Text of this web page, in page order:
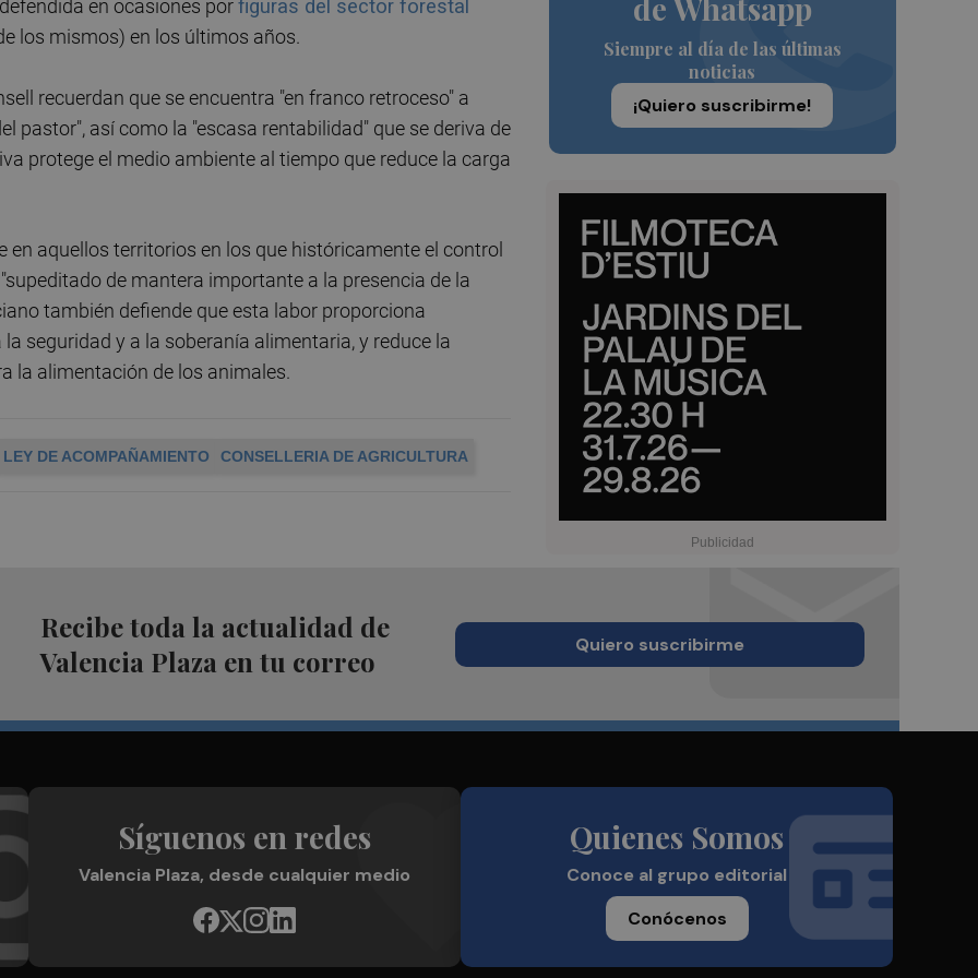
de Whatsapp
Siempre al día de las últimas
noticias
¡Quiero suscribirme!
en ocasiones porfiguras del sector forestal
los mismos) en los últimos años.
recuerdan que se encuentra "en franco retroceso" a
pastor", así como la "escasa rentabilidad" que se deriva de
protege el medio ambiente al tiempo que reduce la carga
aquellos territorios en los que históricamente el control
de mantera importante a la presencia de la
también defiende que esta labor proporciona
seguridad y a la soberanía alimentaria, y reduce la
la alimentación de los animales.
LEY DE ACOMPAÑAMIENTO CONSELLERIA DE AGRICULTURA
Recibe toda la actualidad de
Valencia Plaza en tu correo
Quiero suscribirme
Síguenos en redes
Valencia Plaza, desde cualquier medio
Quienes Somos
Conoce al grupo editorial
Conócenos